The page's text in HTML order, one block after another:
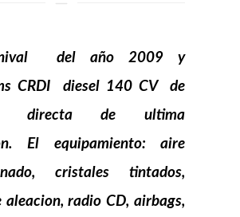
del año 2009 y
CRDI diesel 140 CV de
directa de ultima
El equipamiento: aire
cristales tintados,
aleacion, radio CD, airbags,